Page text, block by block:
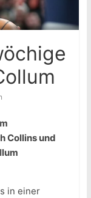
Collins und
in einer